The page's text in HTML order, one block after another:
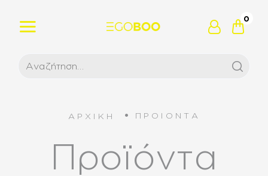
0
ΑΡΧΙΚΗ ΠΡΟΙΟΝΤΑ
Προϊόντα